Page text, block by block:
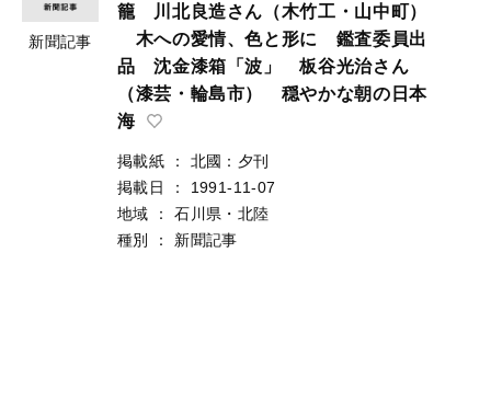
新聞記事
籠 川北良造さん（木竹工・山中町）
木への愛情、色と形に 鑑査委員出
品 沈金漆箱「波」 板谷光治さん
（漆芸・輪島市） 穏やかな朝の日本
海
掲載紙 ：
北國：夕刊
掲載日
：
1991-11-07
地域
：
石川県・北陸
種別
： 新聞記事